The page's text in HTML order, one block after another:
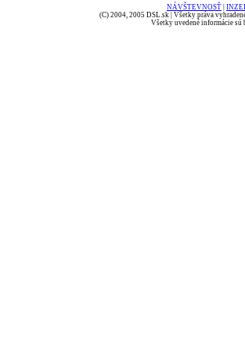
NÁVŠTEVNOSŤ
(C) 2004, 2005 DSL.sk | Všetky práva
Všetky uvedené informácie sú